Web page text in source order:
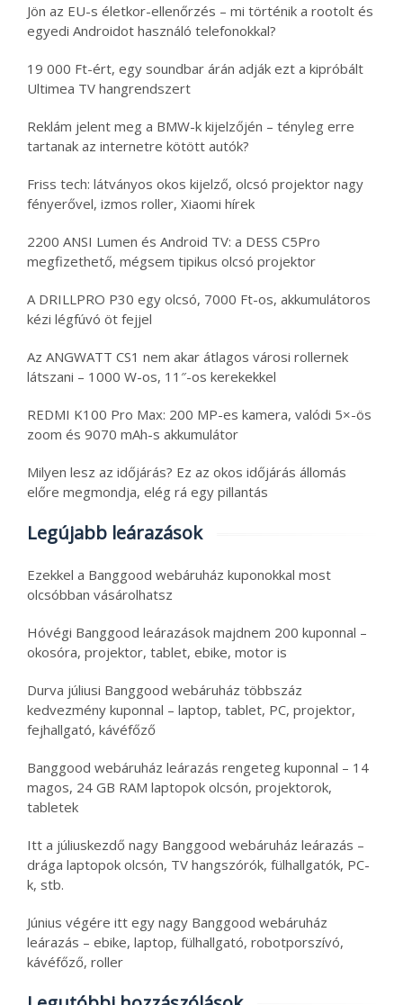
Jön az EU-s életkor-ellenőrzés – mi történik a rootolt és
egyedi Androidot használó telefonokkal?
19 000 Ft-ért, egy soundbar árán adják ezt a kipróbált
Ultimea TV hangrendszert
Reklám jelent meg a BMW-k kijelzőjén – tényleg erre
tartanak az internetre kötött autók?
Friss tech: látványos okos kijelző, olcsó projektor nagy
fényerővel, izmos roller, Xiaomi hírek
2200 ANSI Lumen és Android TV: a DESS C5Pro
megfizethető, mégsem tipikus olcsó projektor
A DRILLPRO P30 egy olcsó, 7000 Ft-os, akkumulátoros
kézi légfúvó öt fejjel
Az ANGWATT CS1 nem akar átlagos városi rollernek
látszani – 1000 W-os, 11″-os kerekekkel
REDMI K100 Pro Max: 200 MP-es kamera, valódi 5×-ös
zoom és 9070 mAh-s akkumulátor
Milyen lesz az időjárás? Ez az okos időjárás állomás
előre megmondja, elég rá egy pillantás
Legújabb leárazások
Ezekkel a Banggood webáruház kuponokkal most
olcsóbban vásárolhatsz
Hóvégi Banggood leárazások majdnem 200 kuponnal –
okosóra, projektor, tablet, ebike, motor is
Durva júliusi Banggood webáruház többszáz
kedvezmény kuponnal – laptop, tablet, PC, projektor,
fejhallgató, kávéfőző
Banggood webáruház leárazás rengeteg kuponnal – 14
magos, 24 GB RAM laptopok olcsón, projektorok,
tabletek
Itt a júliuskezdő nagy Banggood webáruház leárazás –
drága laptopok olcsón, TV hangszórók, fülhallgatók, PC-
k, stb.
Június végére itt egy nagy Banggood webáruház
leárazás – ebike, laptop, fülhallgató, robotporszívó,
kávéfőző, roller